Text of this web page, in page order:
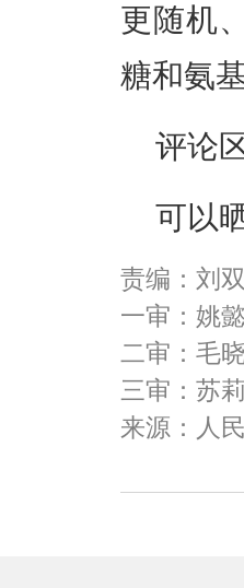
更随机
糖和氨
评论
可以
责编：刘双
一审：姚
二审：毛
三审：苏莉
来源：人